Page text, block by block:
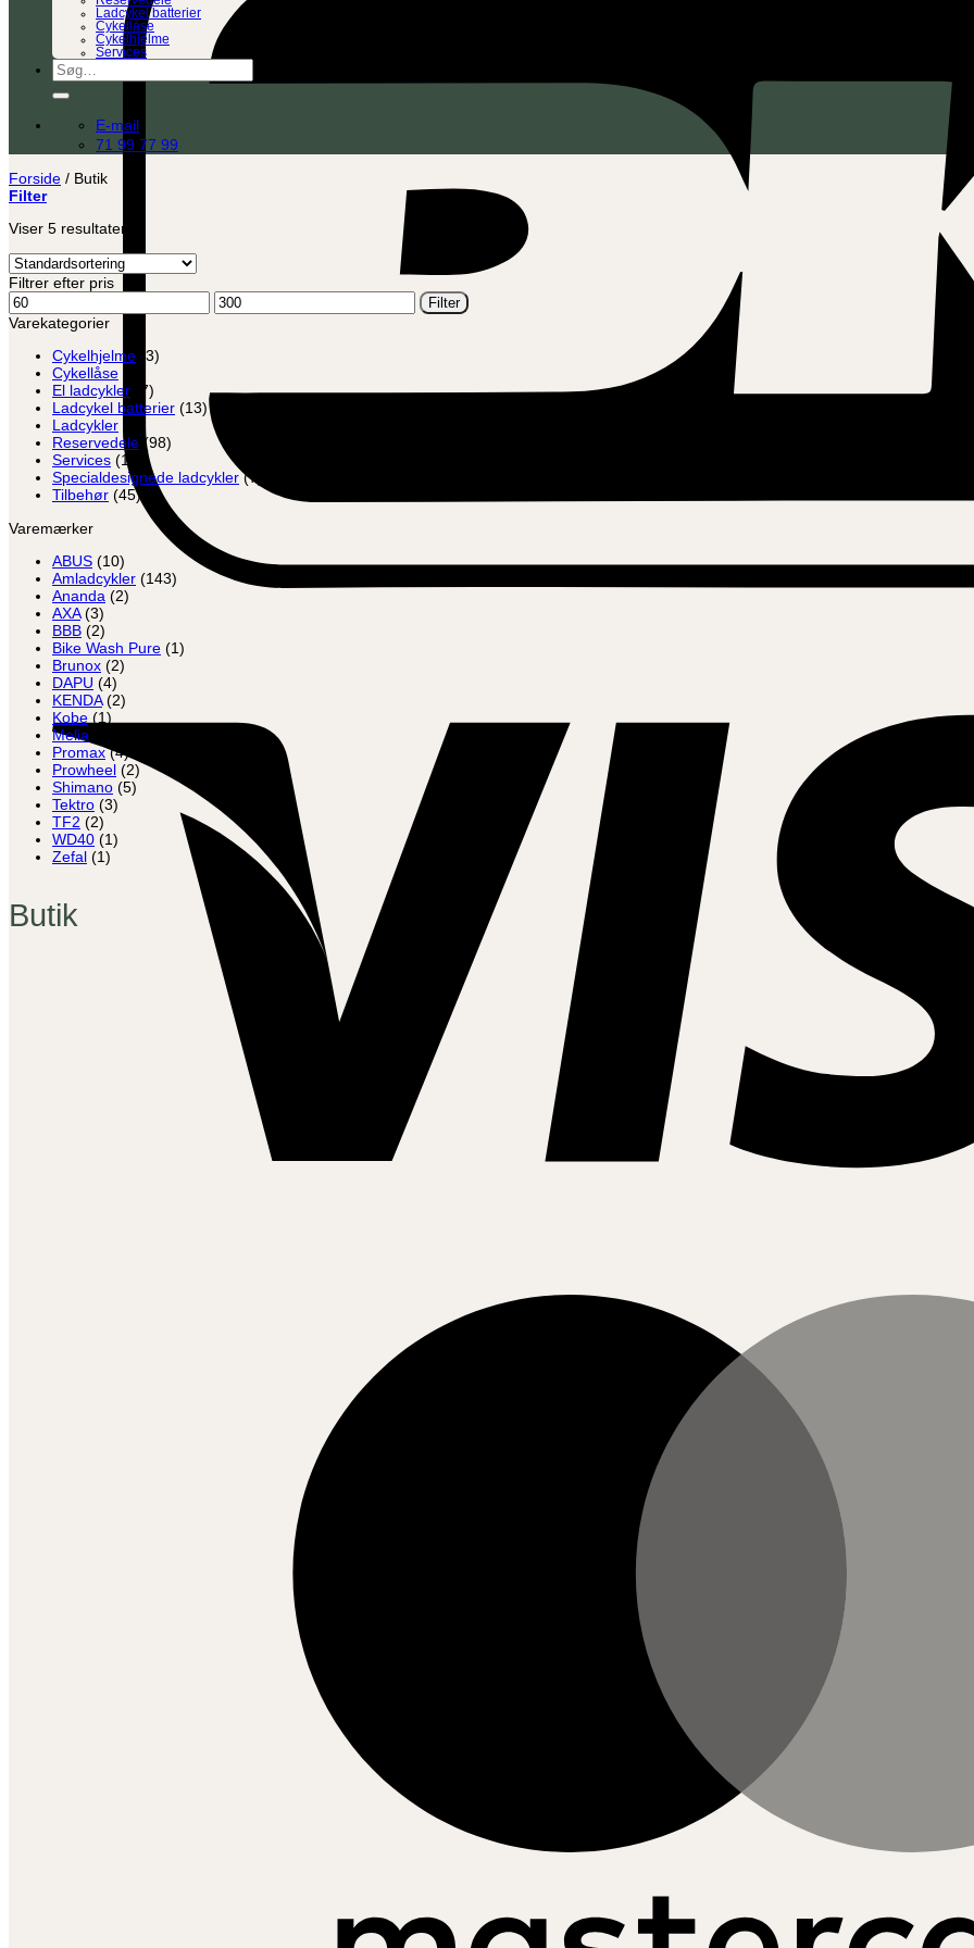
Ladcykel batterier
Cykellåse
Cykelhjelme
Services
Søg
efter:
E-mail
71 99 77 99
Forside / Butik
Filter
Viser 5 resultater
Filtrer efter pris
Mindste
pris
Højeste
pris
Filter
Varekategorier
Cykelhjelme (3)
Cykellåse
El ladcykler
(7)
Ladcykel batterier (13)
Ladcykler
Reservedele (98)
Services (12)
Specialdesignede ladcykler (7)
Tilbehør (45)
Varemærker
ABUS (10)
Amladcykler (143)
Ananda (2)
AXA (3)
BBB (2)
Bike Wash Pure (1)
Brunox (2)
DAPU (4)
KENDA (2)
Kobe (1)
Melia
Promax (4)
Prowheel (2)
Shimano (5)
Tektro (3)
TF2 (2)
WD40 (1)
Zefal (1)
Butik